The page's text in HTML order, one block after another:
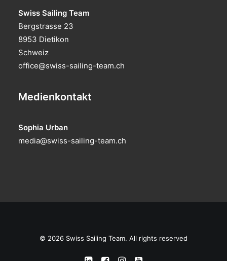
Swiss Sailing Team
Bergstrasse 23
8953 Dietikon
Schweiz
office@swiss-sailing-team.ch
Medienkontakt
Sophia Urban
media@swiss-sailing-team.ch
© 2026 Swiss Sailing Team. All rights reserved